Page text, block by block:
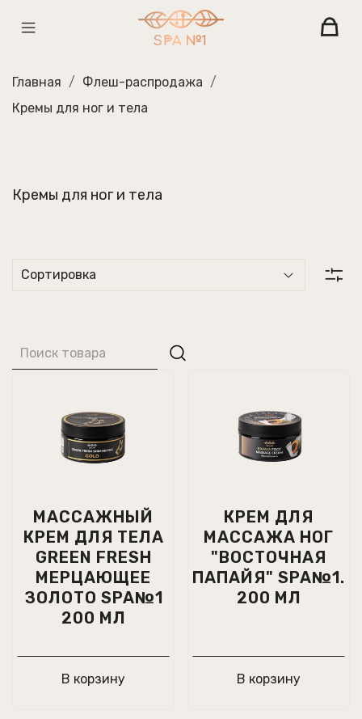
Главная
Флеш-распродажа
Кремы для ног и тела
Кремы для ног и тела
МАССАЖНЫЙ
КРЕМ ДЛЯ ТЕЛА
GREEN FRESH
МЕРЦАЮЩЕЕ
ЗОЛОТО SPA№1
200 МЛ
В корзину
КРЕМ ДЛЯ
МАССАЖА НОГ
"ВОСТОЧНАЯ
ПАПАЙЯ" SPA№1.
200 МЛ
В корзину